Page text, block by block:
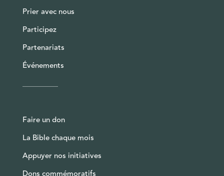
Prier avec nous
Participez
Partenariats
Événements
Faire un don
La Bible chaque mois
Appuyer nos initiatives
Dons commémoratifs